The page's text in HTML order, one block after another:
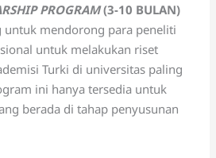
PROGRAM(3-10 BULAN)
untuk mendorong para peneliti
untuk melakukan riset
Turki di universitas paling
ini hanya tersedia untuk
berada di tahap penyusunan